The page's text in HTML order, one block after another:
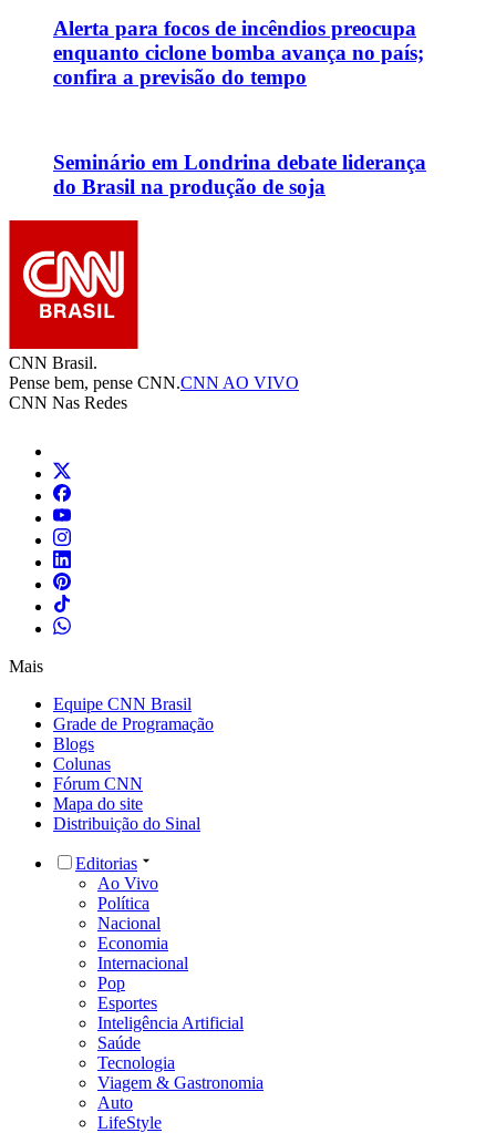
Alerta para focos de incêndios preocupa
enquanto ciclone bomba avança no país;
confira a previsão do tempo
Seminário em Londrina debate liderança
do Brasil na produção de soja
CNN Brasil.
Pense bem, pense CNN.CNN AO VIVO
CNN Nas Redes
Mais
Equipe CNN Brasil
Grade de Programação
Blogs
Colunas
Fórum CNN
Mapa do site
Distribuição do Sinal
Editorias
Ao Vivo
Política
Nacional
Economia
Internacional
Pop
Esportes
Inteligência Artificial
Saúde
Tecnologia
Viagem & Gastronomia
Auto
LifeStyle